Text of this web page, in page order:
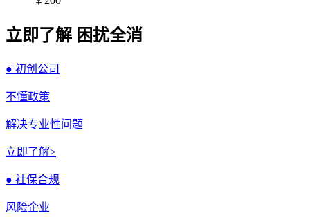
立即了解 困扰全消
● 初创公司
不懂政策
解决专业性问题
立即了解>
● 社保合规
风险企业